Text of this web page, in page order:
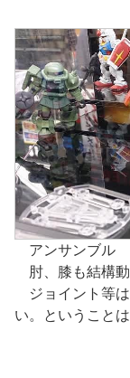
アンサンブル
肘、膝も結構動
ジョイント等は
い。ということ